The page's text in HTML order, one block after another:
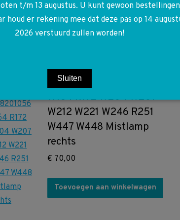
Black sierlijst dashboard
€40,00
A2128201056 2128201056
W164 R172 W204 W207
W212 W221 W246 R251
W447 W448 Mistlamp
rechts
€ 70,00
Toevoegen aan winkelwagen
t/m 13 augustus. U kunt gewoon bestellingen
houd er rekening mee dat deze pas op 14
2026 verstuurd zullen worden!
Sluiten